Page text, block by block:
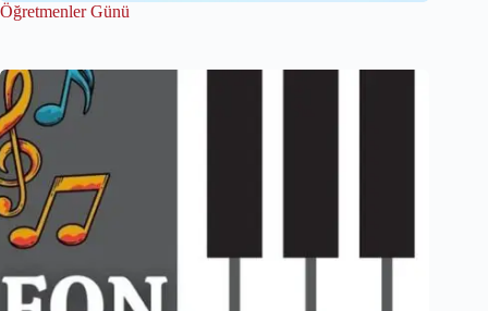
Öğretmenler Günü